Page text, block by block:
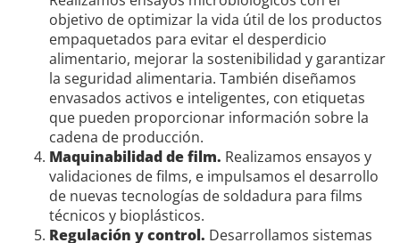
objetivo de optimizar la vida útil de los productos
empaquetados para evitar el desperdicio
alimentario, mejorar la sostenibilidad y garantizar
la seguridad alimentaria. También diseñamos
envasados activos e inteligentes, con etiquetas
que pueden proporcionar información sobre la
cadena de producción.
Maquinabilidad de film. Realizamos ensayos y
validaciones de films, e impulsamos el desarrollo
de nuevas tecnologías de soldadura para films
técnicos y bioplásticos.
Regulación y control. Desarrollamos sistemas